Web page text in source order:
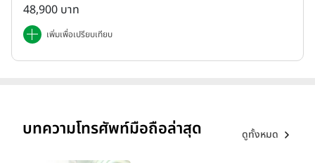
กล้องถ่ายภาพ (Camera)
--กล้องหลัง
48,900 บาท
เพิ่มเพื่อเปรียบเทียบ
บทความโทรศัพท์มือถือล่าสุด ดูทั้งหมด